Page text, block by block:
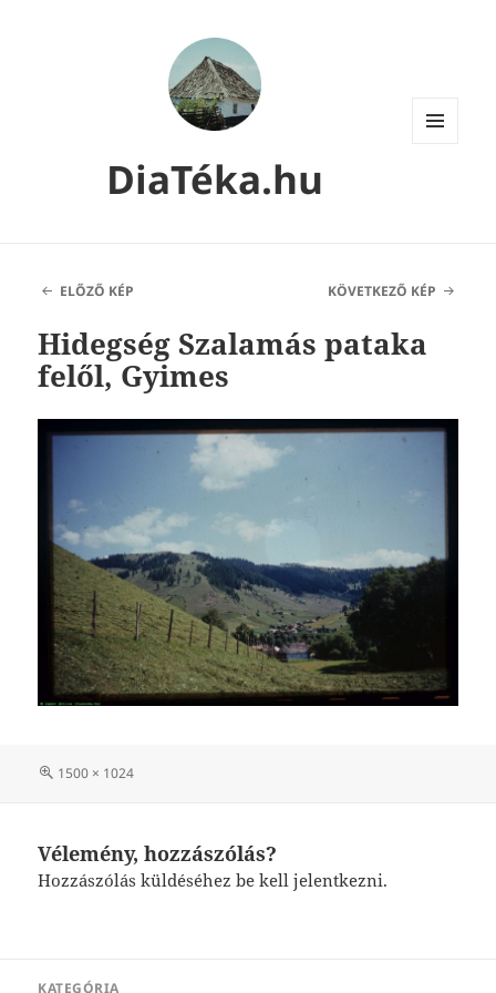
DiaTéka.hu
ELŐZŐ KÉP KÖVETKEZŐ KÉP
Hidegség Szalamás pataka
felől, Gyimes
Teljes
1500 × 1024
Vélemény, hozzászólás?
Hozzászólás küldéséhezbe kell jelentkezni.
KATEGÓRIA